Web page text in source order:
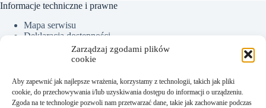
Zarządzaj zgodami plików
cookie
Aby zapewnić jak najlepsze wrażenia, korzystamy z technologii, takich jak pliki
cookie, do przechowywania i/lub uzyskiwania dostępu do informacji o urządzeniu.
Zgoda na te technologie pozwoli nam przetwarzać dane, takie jak zachowanie podczas
Informacje techniczne i prawne
Mapa serwisu
Deklaracja dostępności
Ochrona Danych Osobowych
Polityka plików cookies (EU)
Kontakt: